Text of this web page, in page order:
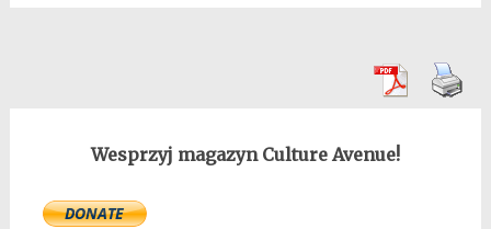
Wesprzyj magazyn Culture Avenue!